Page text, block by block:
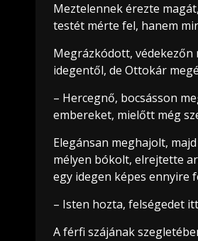
Meztelennek érezte
testét mérte fel, hanem
Megrázkódott, védekezőn
idegentől, de Ottokár
– Hercegnő, bocsásson
embereket, mielőtt még
Elegánsan meghajolt,
mélyen bókolt, elrejtette
egy idegen képes ennyire
– Isten hozta, felségedet
A férfi szájának